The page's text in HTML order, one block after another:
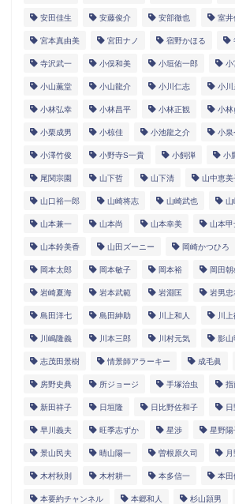
安田佳生 安藤俊介 安部徹也 室井
宮本真由美 宮田ナノ 宿野かほる
寺沢武一 小俣和美 小垣佑一郎 小
小山薫堂 小山龍介 小川仁志 小川
小林弘幸 小林昌平 小林正観 小林
小栗成男 小椋佳 小池龍之介 小泉
小澤竹俊 小野寺S一貴 小飼弾 小
尾関宗園 山下哲 山下清 山中恵美
山口裕一郎 山崎将志 山崎武也 山
山本兼一 山本尚 山本幸美 山本甲
山本鈴美香 山田ズーニー 岡崎かつひろ
岡本太郎 岡本敏子 岡本裕 岡田朝
岩崎夏海 岩本武範 岩淵匡 岩男忠
島田洋七 島田紳助 川上和人 川
川嶋隆義 川本三郎 川村元気 影山
志茂田景樹 情景師アラーキー 成毛眞
房野史典 所ジョージ 手塚治虫 指
新田祥子 日垣隆 日比野佐和子
早川義夫 旺季志ずか 星渉 星野陽
景山民夫 晴山陽一 曽根原久司
木村秋則 木村耕一 本多信一 本田
本要約チャンネル 本郷和人 杉山頴男